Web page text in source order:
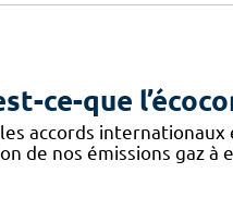
ce-que
accords
de nos émissions gaz à